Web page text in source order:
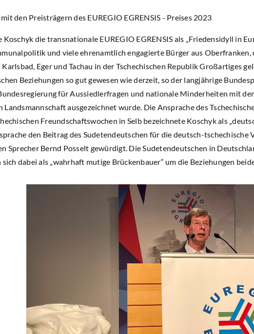
den Preisträgern des EUREGIO EGRENSIS - Preises 2023
Koschyk die transnationale EUREGIO EGRENSIS als „Friedensidyll in
und viele ehrenamtlich engagierte Bürger aus Oberfranken,
Eger und Tachau in der Tschechischen Republik Großartiges
Beziehungen so gut gewesen wie derzeit, so der langjährige
für Aussiedlerfragen und nationale Minderheiten mit
Landsmannschaft ausgezeichnet wurde. Die Ansprache des
Freundschaftswochen in Selb bezeichnete Koschyk als
den Beitrag des Sudetendeutschen für die deutsch-tschechische
Sprecher Bernd Posselt gewürdigt. Die Sudetendeutschen in
dabei als „wahrhaft mutige Brückenbauer“ um die Beziehungen